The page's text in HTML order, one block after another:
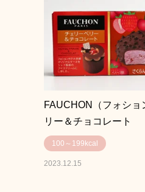
FAUCHON（フォショ
リー＆チョコレート
100～199kcal
2023.12.15